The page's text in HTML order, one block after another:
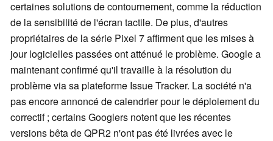
certaines solutions de contournement, comme la réduction
de la sensibilité de l'écran tactile. De plus, d'autres
propriétaires de la série Pixel 7 affirment que les mises à
jour logicielles passées ont atténué le problème. Google a
maintenant confirmé qu'il travaille à la résolution du
problème via sa plateforme Issue Tracker. La société n'a
pas encore annoncé de calendrier pour le déploiement du
correctif ; certains Googlers notent que les récentes
versions bêta de QPR2 n'ont pas été livrées avec le